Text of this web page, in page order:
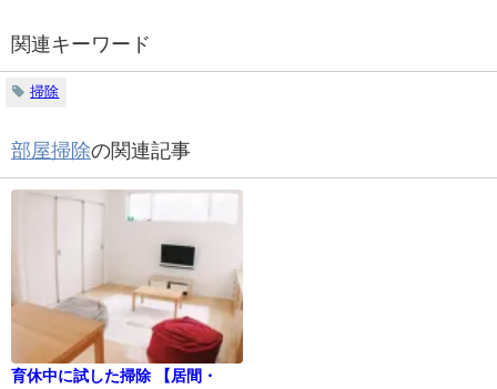
関連キーワード
掃除
部屋掃除の関連記事
育休中に試した掃除 【居間・